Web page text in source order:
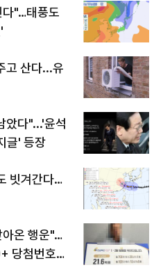
다"…태풍도
고 산다...유
았다"...'윤석
글' 등장
빗겨간다…
아온 행운"…
당첨번호조